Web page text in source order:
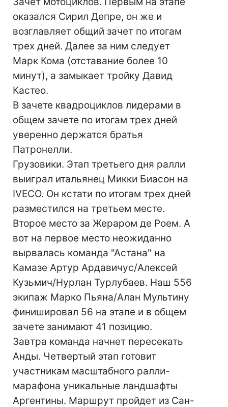
оказался Сирил Депре, он же и
возглавляет общий зачет по итогам
трех дней. Далее за ним следует
Марк Кома (отставание более 10
минут), а замыкает тройку Давид
Кастео.
В зачете квадроциклов лидерами в
общем зачете по итогам трех дней
уверенно держатся братья
Патронелли.
Грузовики. Этап третьего дня ралли
выиграл итальянец Микки Биасон на
IVECO. Он кстати по итогам трех дней
разместился на третьем месте.
Второе место за Жераром де Роем. А
вот на первое место неожиданно
вырвалась команда "Астана" на
Камазе Артур Ардавичус/Алексей
Кузьмич/Нурлан Турлубаев. Наш 556
экипаж Марко Пьяна/Алан Мультину
финишировал 56 на этапе и в общем
зачете занимают 41 позицию.
Завтра команда начнет пересекать
Анды. Четвертый этап готовит
участникам масштабного ралли-
марафона уникальные ландшафты
Аргентины. Маршрут пройдет из Сан-